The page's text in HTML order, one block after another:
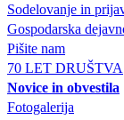
Sodelovanje in
Gospodarska
Pišite nam
70 LET DRUŠTVA
Novice in obvestila
Fotogalerija